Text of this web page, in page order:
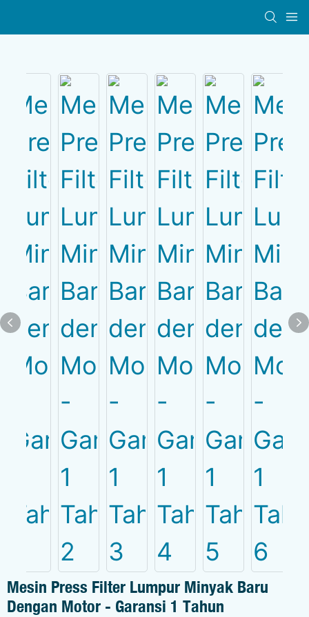
Mesin Press Filter Lumpur Minyak Baru
Dengan Motor - Garansi 1 Tahun